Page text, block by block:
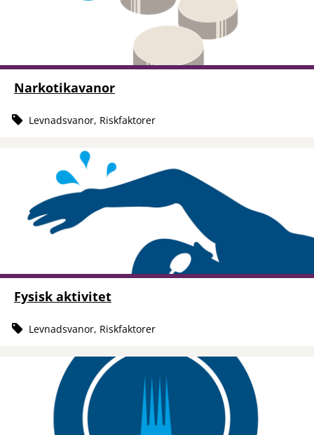
Narkotikavanor
Levnadsvanor, Riskfaktorer
Fysisk aktivitet
Levnadsvanor, Riskfaktorer